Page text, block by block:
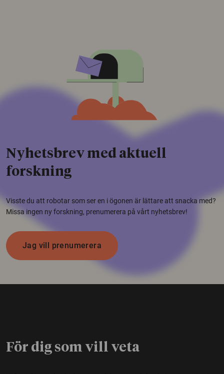
Nyhetsbrev med aktuell
forskning
Visste du att robotar som ser en i ögonen är lättare att snacka med?
Missa ingen ny forskning, prenumerera på vårt nyhetsbrev!
Jag vill prenumerera
För dig som vill veta